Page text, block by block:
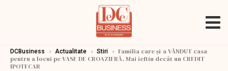
DCBusiness › Actualitate › Stiri › Familia care și-a VÂNDUT casa
pentru a locui pe VASE DE CROAZIERĂ. Mai ieftin decât un CREDIT
IPOTECAR